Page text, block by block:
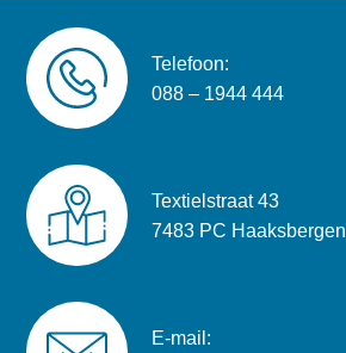
Telefoon:
088 – 1944 444
Textielstraat 43
7483 PC Haaksbergen
E-mail: